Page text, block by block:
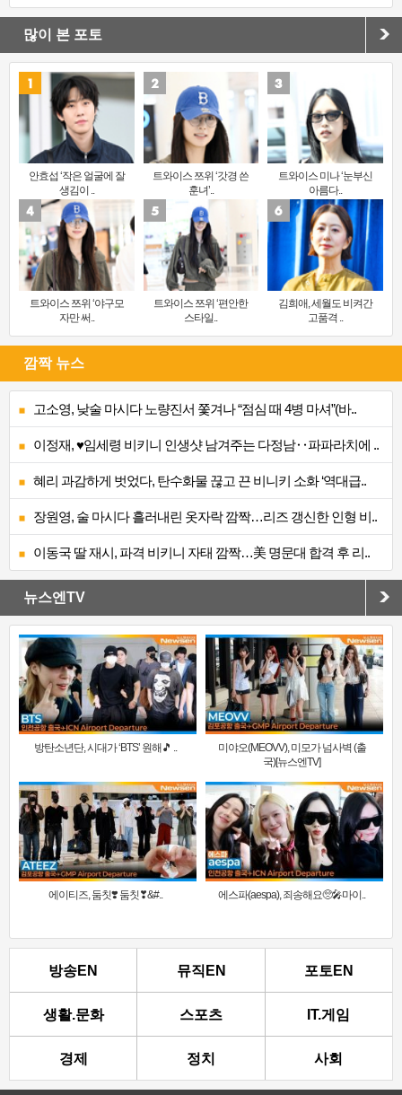
많이 본 포토
안효섭 ‘작은 얼굴에 잘
생김이 ..
트와이스 쯔위 ‘갓경 쓴
훈녀’..
트와이스 미나 ‘눈부신
아름다..
트와이스 쯔위 ‘야구모
자만 써..
트와이스 쯔위 ‘편안한
스타일..
김희애, 세월도 비켜간
고품격 ..
깜짝 뉴스
고소영, 낮술 마시다 노량진서 쫓겨나 “점심 때 4병 마셔”(바..
이정재, ♥임세령 비키니 인생샷 남겨주는 다정남‥파파라치에 ..
혜리 과감하게 벗었다, 탄수화물 끊고 끈 비니키 소화 ‘역대급..
장원영, 술 마시다 흘러내린 옷자락 깜짝…리즈 갱신한 인형 비..
이동국 딸 재시, 파격 비키니 자태 깜짝…美 명문대 합격 후 리..
뉴스엔TV
방탄소년단, 시대가 ‘BTS’ 원해🎵 ..
미야오(MEOVV), 미모가 넘사벽 (출
국)[뉴스엔TV]
에이티즈, 둠칫❣️ 둠칫❣&#.. 에스파(aespa), 죄송해요🥺🎤마이..
방송EN 뮤직EN 포토EN
생활.문화 스포츠 IT.게임
경제 정치 사회